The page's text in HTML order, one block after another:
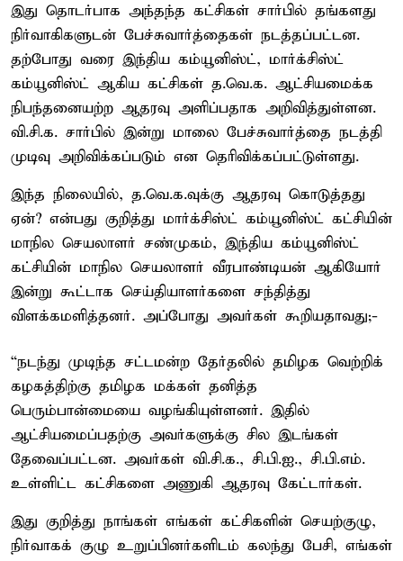
இது தொடர்பாக அந்தந்த கட்சிகள் சார்பில் தங்களது
நிர்வாகிகளுடன் பேச்சுவார்த்தைகள் நடத்தப்பட்டன.
தற்போது வரை இந்திய கம்யூனிஸ்ட், மார்க்சிஸ்ட்
கம்யூனிஸ்ட் ஆகிய கட்சிகள் த.வெ.க. ஆட்சியமைக்க
நிபந்தனையற்ற ஆதரவு அளிப்பதாக அறிவித்துள்ளன.
வி.சி.க. சார்பில் இன்று மாலை பேச்சுவார்த்தை நடத்தி
முடிவு அறிவிக்கப்படும் என தெரிவிக்கப்பட்டுள்ளது.
இந்த நிலையில், த.வெ.க.வுக்கு ஆதரவு கொடுத்தது
ஏன்? என்பது குறித்து மார்க்சிஸ்ட் கம்யூனிஸ்ட் கட்சியின்
மாநில செயலாளர் சண்முகம், இந்திய கம்யூனிஸ்ட்
கட்சியின் மாநில செயலாளர் வீரபாண்டியன் ஆகியோர்
இன்று கூட்டாக செய்தியாளர்களை சந்தித்து
விளக்கமளித்தனர். அப்போது அவர்கள் கூறியதாவது;-
“நடந்து முடிந்த சட்டமன்ற தேர்தலில் தமிழக வெற்றிக்
கழகத்திற்கு தமிழக மக்கள் தனித்த
பெரும்பான்மையை வழங்கியுள்ளனர். இதில்
ஆட்சியமைப்பதற்கு அவர்களுக்கு சில இடங்கள்
தேவைப்பட்டன. அவர்கள் வி.சி.க., சி.பி.ஐ., சி.பி.எம்.
உள்ளிட்ட கட்சிகளை அணுகி ஆதரவு கேட்டார்கள்.
இது குறித்து நாங்கள் எங்கள் கட்சிகளின் செயற்குழு,
நிர்வாகக் குழு உறுப்பினர்களிடம் கலந்து பேசி, எங்கள்